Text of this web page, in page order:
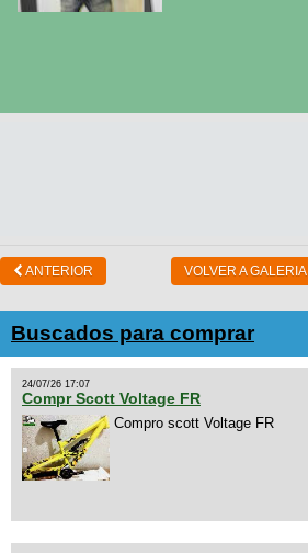
ANTERIOR VOLVER A GALERIA
Buscados para comprar
24/07/26 17:07
Compr Scott Voltage FR
Compro scott Voltage FR